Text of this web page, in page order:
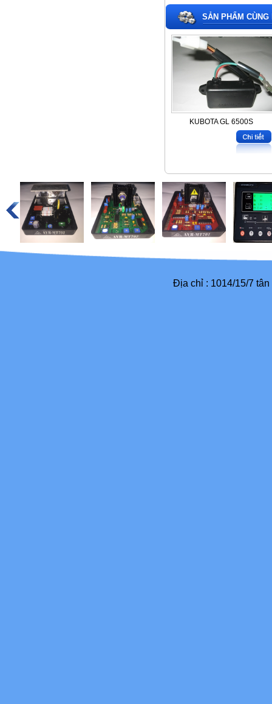
SẢN PHẨM CÙNG
KUBOTA GL 6500S
Địa chỉ : 1014/15/7 tân